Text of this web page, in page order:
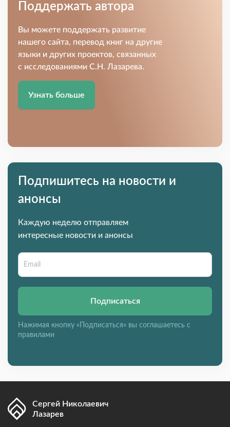
Поддержать автора
Вы можете поддержать развитие
нашего сайта, перевод книг на другие
языки и других проектов, связанных
с исследованиями С.Н. Лазарева.
Узнать больше
Подпишитесь на новости и
анонсы
Каждую неделю отправляем
интересные новости и анонсы
Подписаться
Нажимая кнопку «Подписаться» вы соглашаетесь с
правилами
Сергей Николаевич
Лазарев